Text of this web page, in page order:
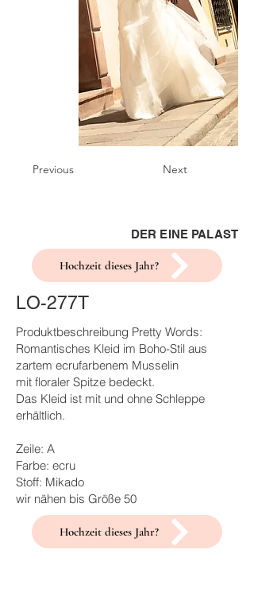
Previous Next
DER EINE PALAST
Hochzeit dieses Jahr?
LO-277T
Produktbeschreibung Pretty Words:
Romantisches Kleid im Boho-Stil aus
zartem ecrufarbenem Musselin
mit floraler Spitze bedeckt.
Das Kleid ist mit und ohne Schleppe
erhältlich.
Zeile: A
Farbe: ecru
Stoff: Mikado
wir nähen bis Größe 50
Hochzeit dieses Jahr?